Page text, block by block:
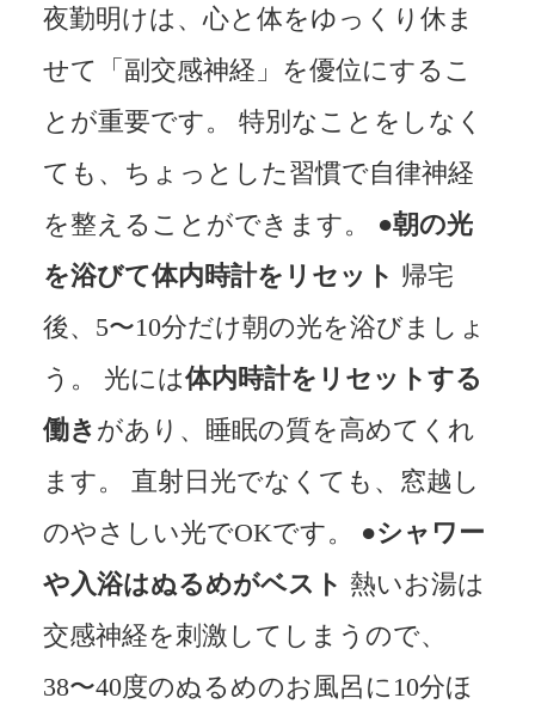
夜勤明けは、心と体をゆっくり休ま
せて「副交感神経」を優位にするこ
とが重要です。 特別なことをしなく
ても、ちょっとした習慣で自律神経
を整えることができます。 ●朝の光
を浴びて体内時計をリセット 帰宅
後、5〜10分だけ朝の光を浴びましょ
う。 光には体内時計をリセットする
働き があり、睡眠の質を高めてくれ
ます。 直射日光でなくても、窓越し
のやさしい光でOKです。 ●シャワー
や入浴はぬるめがベスト 熱いお湯は
交感神経を刺激してしまうので、
38〜40度のぬるめのお風呂に10分ほ